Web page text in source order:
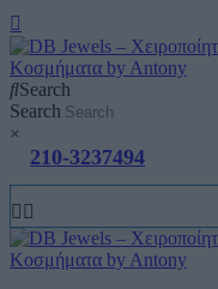
Search
Search
×
210-3237494